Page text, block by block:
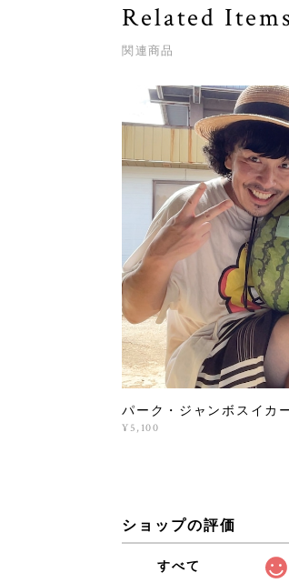
Related Items
関連商品
パーク・ジャンボスイカ
¥5,100
ショップの評価
すべて